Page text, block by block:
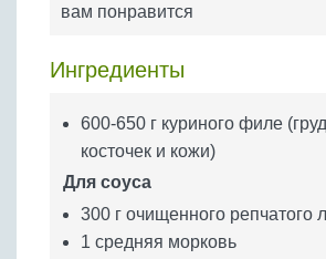
Бобовые
Крупы
вам понравится
Ингредиенты
600-650 г куриного филе
косточек и кожи)
Для соуса
300 г очищенного репчатого
1 средняя морковь